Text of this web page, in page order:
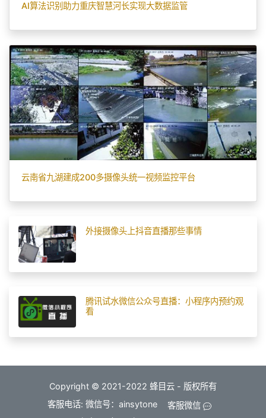
AI算法识别助力重庆智慧河长实现大数据监管
云南省九湖建成200多摄像头统一视频监控平台
外接摄像头上抖音直播那些事情
腾讯试水微信公众号直播：小程序内预约观
看
Copyright © 2021-2022 蜂目云 - 版权所有
客服电话: 微信号：ainsytone
客服微信